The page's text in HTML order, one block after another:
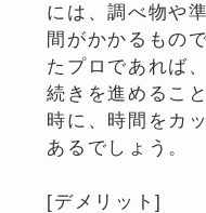
には、調べ物や
間がかかるもの
たプロであれば
続きを進めるこ
時に、時間をカ
あるでしょう。
[デメリット]